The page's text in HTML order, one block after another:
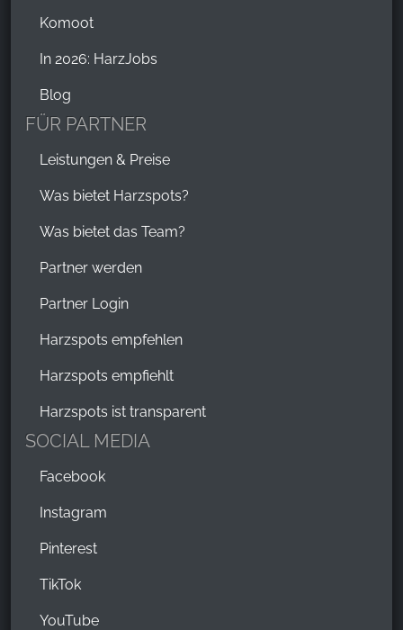
Komoot
In 2026: HarzJobs
Blog
FÜR PARTNER
Leistungen & Preise
Was bietet Harzspots?
Was bietet das Team?
Partner werden
Partner Login
Harzspots empfehlen
Harzspots empfiehlt
Harzspots ist transparent
SOCIAL MEDIA
Facebook
Instagram
Pinterest
TikTok
YouTube